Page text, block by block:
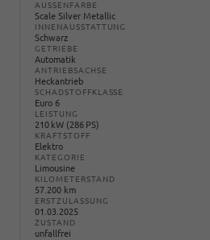
AUSSENFARBE
Scale Silver Metallic
INNENAUSSTATTUNG
Schwarz
GETRIEBE
Automatik
ANTRIEBSACHSE
Heckantrieb
SCHADSTOFFKLASSE
Euro 6
LEISTUNG
210 kW (286 PS)
KRAFTSTOFF
Elektro
KATEGORIE
Limousine
KILOMETERSTAND
57.200 km
ERSTZULASSUNG
01.03.2025
ZUSTAND
unfallfrei